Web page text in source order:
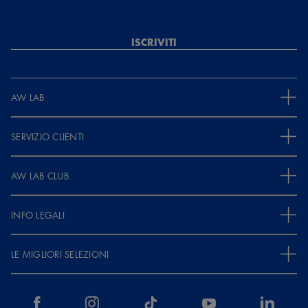
Design perfetto, materiali e colori ottimi, quanto al. Comfort
ISCRIVITI
AW LAB
SERVIZIO CLIENTI
AW LAB CLUB
INFO LEGALI
LE MIGLIORI SELEZIONI